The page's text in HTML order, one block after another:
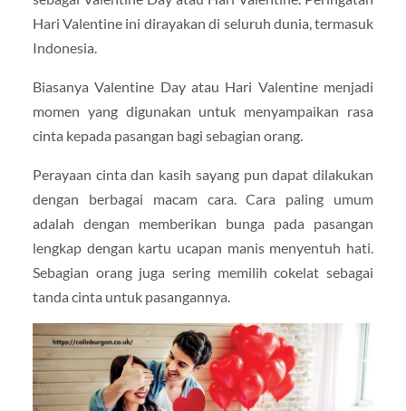
Hari Valentine ini dirayakan di seluruh dunia, termasuk
Indonesia.
Biasanya Valentine Day atau Hari Valentine menjadi
momen yang digunakan untuk menyampaikan rasa
cinta kepada pasangan bagi sebagian orang.
Perayaan cinta dan kasih sayang pun dapat dilakukan
dengan berbagai macam cara. Cara paling umum
adalah dengan memberikan bunga pada pasangan
lengkap dengan kartu ucapan manis menyentuh hati.
Sebagian orang juga sering memilih cokelat sebagai
tanda cinta untuk pasangannya.